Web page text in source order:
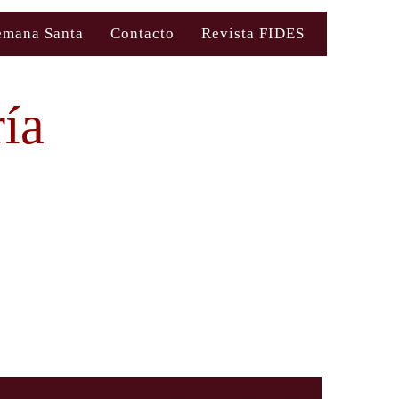
Santa Contacto Revista FIDES